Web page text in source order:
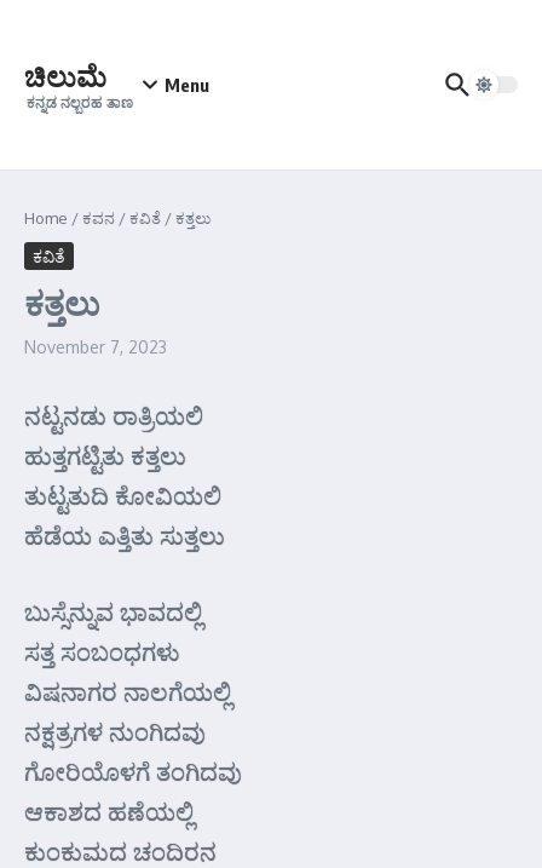
ಚಿಲುಮೆ
ಕನ್ನಡ ನಲ್ಬರಹ ತಾಣ
Menu
Home /ಕವನ /ಕವಿತೆ /ಕತ್ತಲು
ಕವಿತೆ
ಕತ್ತಲು
November 7, 2023
ನಟ್ಟನಡು ರಾತ್ರಿಯಲಿ
ಹುತ್ತಗಟ್ಟಿತು ಕತ್ತಲು
ತುಟ್ಟತುದಿ ಕೋವಿಯಲಿ
ಹೆಡೆಯ ಎತ್ತಿತು ಸುತ್ತಲು
ಬುಸ್ಸೆನ್ನುವ ಭಾವದಲ್ಲಿ
ಸತ್ತ ಸಂಬಂಧಗಳು
ವಿಷನಾಗರ ನಾಲಗೆಯಲ್ಲಿ
ನಕ್ಷತ್ರಗಳ ನುಂಗಿದವು
ಗೋರಿಯೊಳಗೆ ತಂಗಿದವು
ಆಕಾಶದ ಹಣೆಯಲ್ಲಿ
ಕುಂಕುಮದ ಚಂದಿರನ